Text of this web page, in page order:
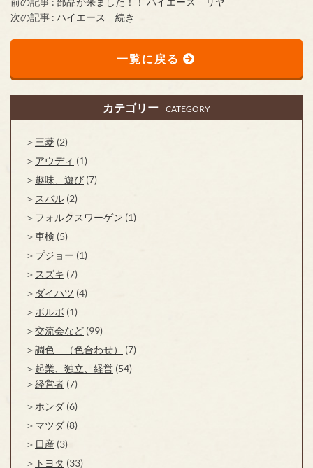
次の記事 : ハイエース 続き
一覧に戻る
カテゴリー CATEGORY
三菱 (2)
アウディ (1)
趣味、遊び (7)
スバル (2)
フォルクスワーゲン (1)
車検 (5)
プジョー (1)
スズキ (7)
ダイハツ (4)
ボルボ (1)
交流会など (99)
調色 （色合わせ）
(7)
起業、独立、経営 (54)
経営者 (7)
ホンダ (6)
マツダ (8)
日産 (3)
トヨタ (33)